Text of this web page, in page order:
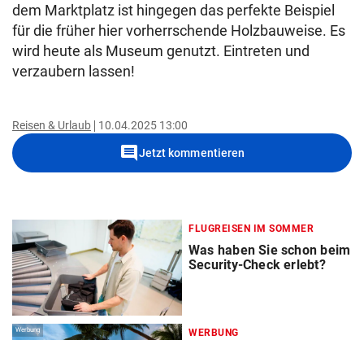
dem Marktplatz ist hingegen das perfekte Beispiel
für die früher hier vorherrschende Holzbauweise. Es
wird heute als Museum genutzt. Eintreten und
verzaubern lassen!
Reisen & Urlaub 10.04.2025 13:00
commentJetzt kommentieren
FLUGREISEN IM SOMMER
Was haben Sie schon beim
Security-Check erlebt?
Werbung WERBUNG